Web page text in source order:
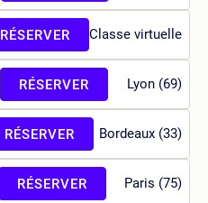
Classe virtuelle
RÉSERVER
Lyon (69)
RÉSERVER
Bordeaux (33)
RÉSERVER
Paris (75)
RÉSERVER